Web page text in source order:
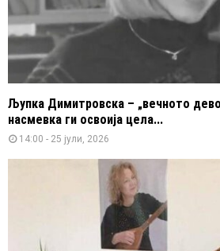
Љупка Димитровска – „вечното
насмевка ги освоија цела...
14:00 - 25 јули, 2026